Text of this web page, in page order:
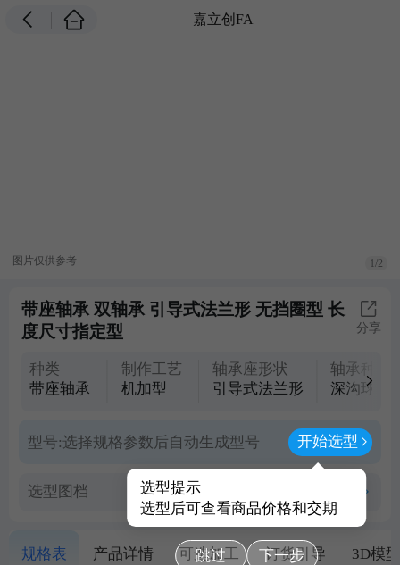
嘉立创FA
图片仅供参考 1/2
带座轴承 双轴承 引导式法兰形 无挡圈型 长
度尺寸指定型
分享
种类
带座轴承
制作工艺
机加型
轴承座形状
引导式法兰形
轴承种类
深沟球轴
型号:选择规格参数后自动生成型号 开始选型
选型提示
选型后可查看商品价格和交期
跳过 下一步
选型图档
规格表 产品详情 可选加工 订货引导 3D模